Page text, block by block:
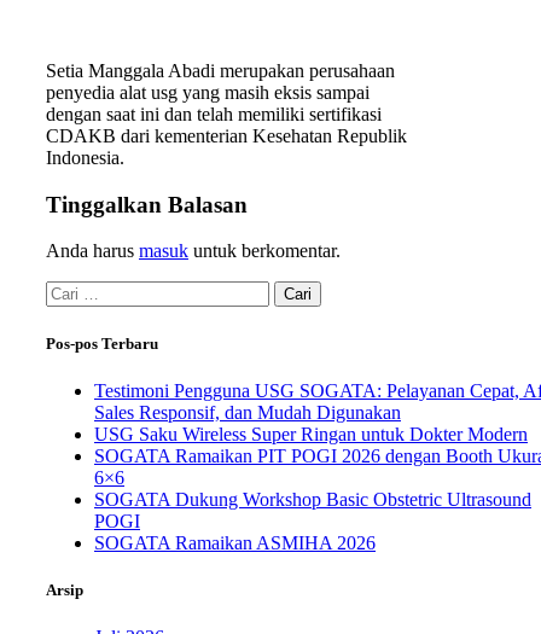
Setia Manggala Abadi merupakan perusahaan
penyedia alat usg yang masih eksis sampai
dengan saat ini dan telah memiliki sertifikasi
CDAKB dari kementerian Kesehatan Republik
Indonesia.
Tinggalkan Balasan
Anda harus masuk untuk berkomentar.
Pos-pos Terbaru
Testimoni Pengguna USG SOGATA: Pelayanan Cepat,
Sales Responsif, dan Mudah Digunakan
USG Saku Wireless Super Ringan untuk Dokter Modern
SOGATA Ramaikan PIT POGI 2026 dengan Booth
6×6
SOGATA Dukung Workshop Basic Obstetric Ultrasound
POGI
SOGATA Ramaikan ASMIHA 2026
Arsip